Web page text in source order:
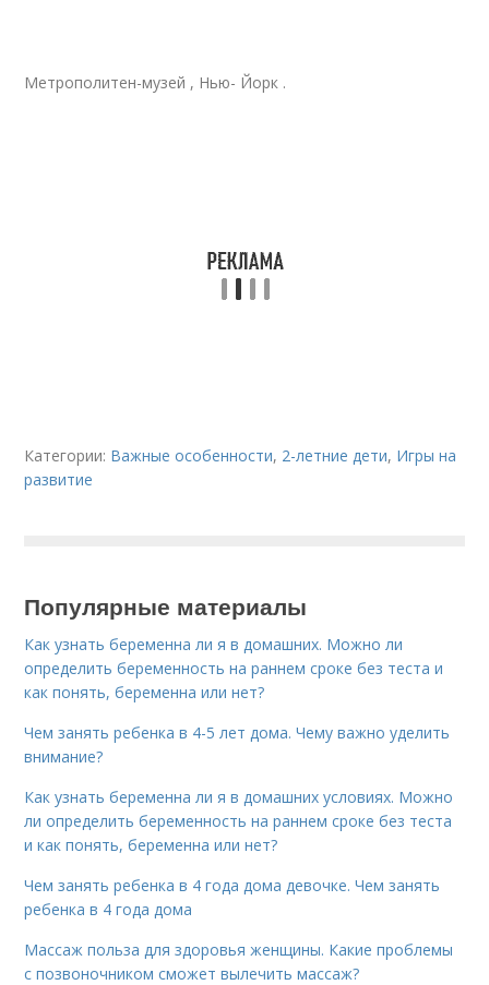
Метрополитен-музей , Нью- Йорк .
Категории: Важные особенности, 2-летние дети, Игры на
развитие
Популярные материалы
Как узнать беременна ли я в домашних. Можно ли
определить беременность на раннем сроке без теста и
как понять, беременна или нет?
Чем занять ребенка в 4-5 лет дома. Чему важно уделить
внимание?
Как узнать беременна ли я в домашних условиях. Можно
ли определить беременность на раннем сроке без теста
и как понять, беременна или нет?
Чем занять ребенка в 4 года дома девочке. Чем занять
ребенка в 4 года дома
Массаж польза для здоровья женщины. Какие проблемы
с позвоночником сможет вылечить массаж?